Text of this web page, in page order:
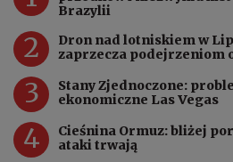
Brazylii
2
Dron nad lotniskiem w
zaprzecza podejrzeniom
3
Stany Zjednoczone:
ekonomiczne Las Vegas
4
Cieśnina Ormuz: bliżej
ataki trwają